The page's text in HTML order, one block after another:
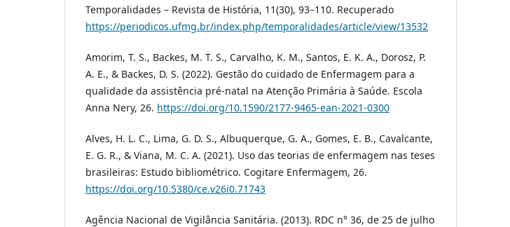
Temporalidades – Revista de História, 11(30), 93–110. Recuperado
https://periodicos.ufmg.br/index.php/temporalidades/article/view/13532
Amorim, T. S., Backes, M. T. S., Carvalho, K. M., Santos, E. K. A., Dorosz, P.
A. E., & Backes, D. S. (2022). Gestão do cuidado de Enfermagem para a
qualidade da assistência pré-natal na Atenção Primária à Saúde. Escola
Anna Nery, 26. https://doi.org/10.1590/2177-9465-ean-2021-0300
Alves, H. L. C., Lima, G. D. S., Albuquerque, G. A., Gomes, E. B., Cavalcante,
E. G. R., & Viana, M. C. A. (2021). Uso das teorias de enfermagem nas teses
brasileiras: Estudo bibliométrico. Cogitare Enfermagem, 26.
https://doi.org/10.5380/ce.v26i0.71743
Agência Nacional de Vigilância Sanitária. (2013). RDC n° 36, de 25 de julho